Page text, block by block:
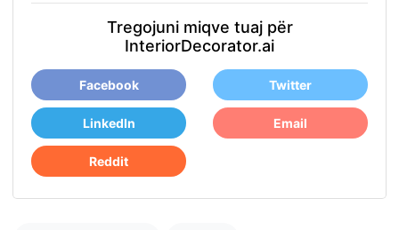
Tregojuni miqve tuaj për
InteriorDecorator.ai
Facebook Twitter
LinkedIn Email
Reddit